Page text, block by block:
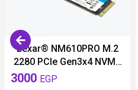
unavailable
Lexar® NM610PRO M.2
2280 PCIe Gen3x4 NVMe
SSD 1TP-
3000 EGP